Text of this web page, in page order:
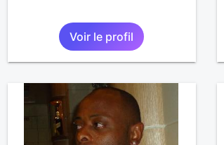
Voir le profil